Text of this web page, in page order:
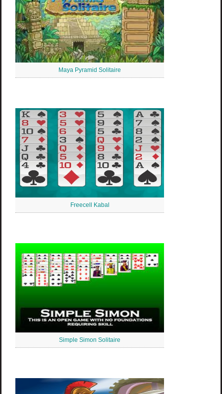
Maya Pyramid Solitaire
Freecell Kabal
Simple Simon Solitaire